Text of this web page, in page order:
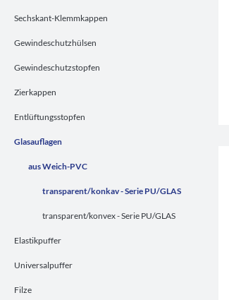
Sechskant-Klemmkappen
Gewindeschutzhülsen
Gewindeschutzstopfen
Zierkappen
Entlüftungsstopfen
Glasauflagen
aus Weich-PVC
transparent/konkav - Serie PU/GLAS
transparent/konvex - Serie PU/GLAS
Elastikpuffer
Universalpuffer
Filze